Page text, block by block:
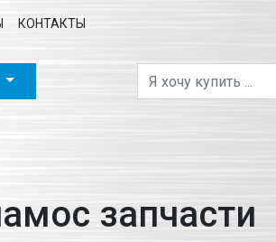
КОНТАКТЫ
запчасти